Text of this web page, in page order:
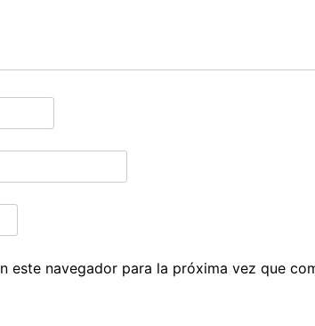
este navegador para la próxima vez que